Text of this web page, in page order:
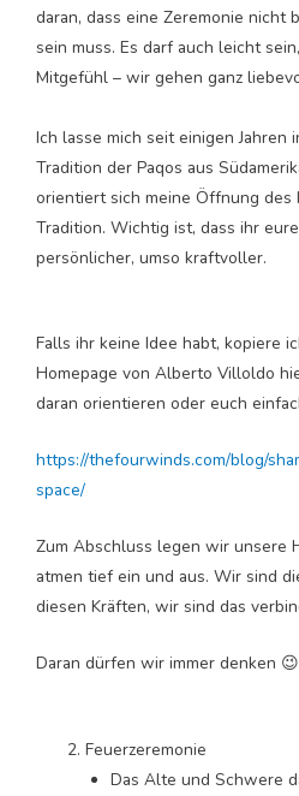
daran, dass eine Zeremonie nicht
sein muss. Es darf auch leicht
Mitgefühl – wir gehen ganz
Ich lasse mich seit einigen Jahren
Tradition der Paqos aus
orientiert sich meine Öffnung des
Tradition. Wichtig ist, dass ihr
persönlicher, umso kraftvoller.
Falls ihr keine Idee habt, kopiere
Homepage von Alberto Villoldo
daran orientieren oder euch
https://thefourwinds.com/blog/
space/
Zum Abschluss legen wir unsere
atmen tief ein und aus. Wir sind
diesen Kräften, wir sind das
Daran dürfen wir immer denken 😉
Feuerzeremonie
Das Alte und Schwere